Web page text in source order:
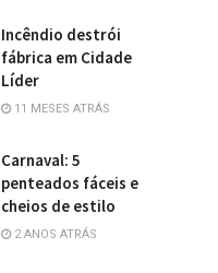
Incêndio destrói
fábrica em Cidade
Líder
11 MESES ATRÁS
Carnaval: 5
penteados fáceis e
cheios de estilo
2 ANOS ATRÁS